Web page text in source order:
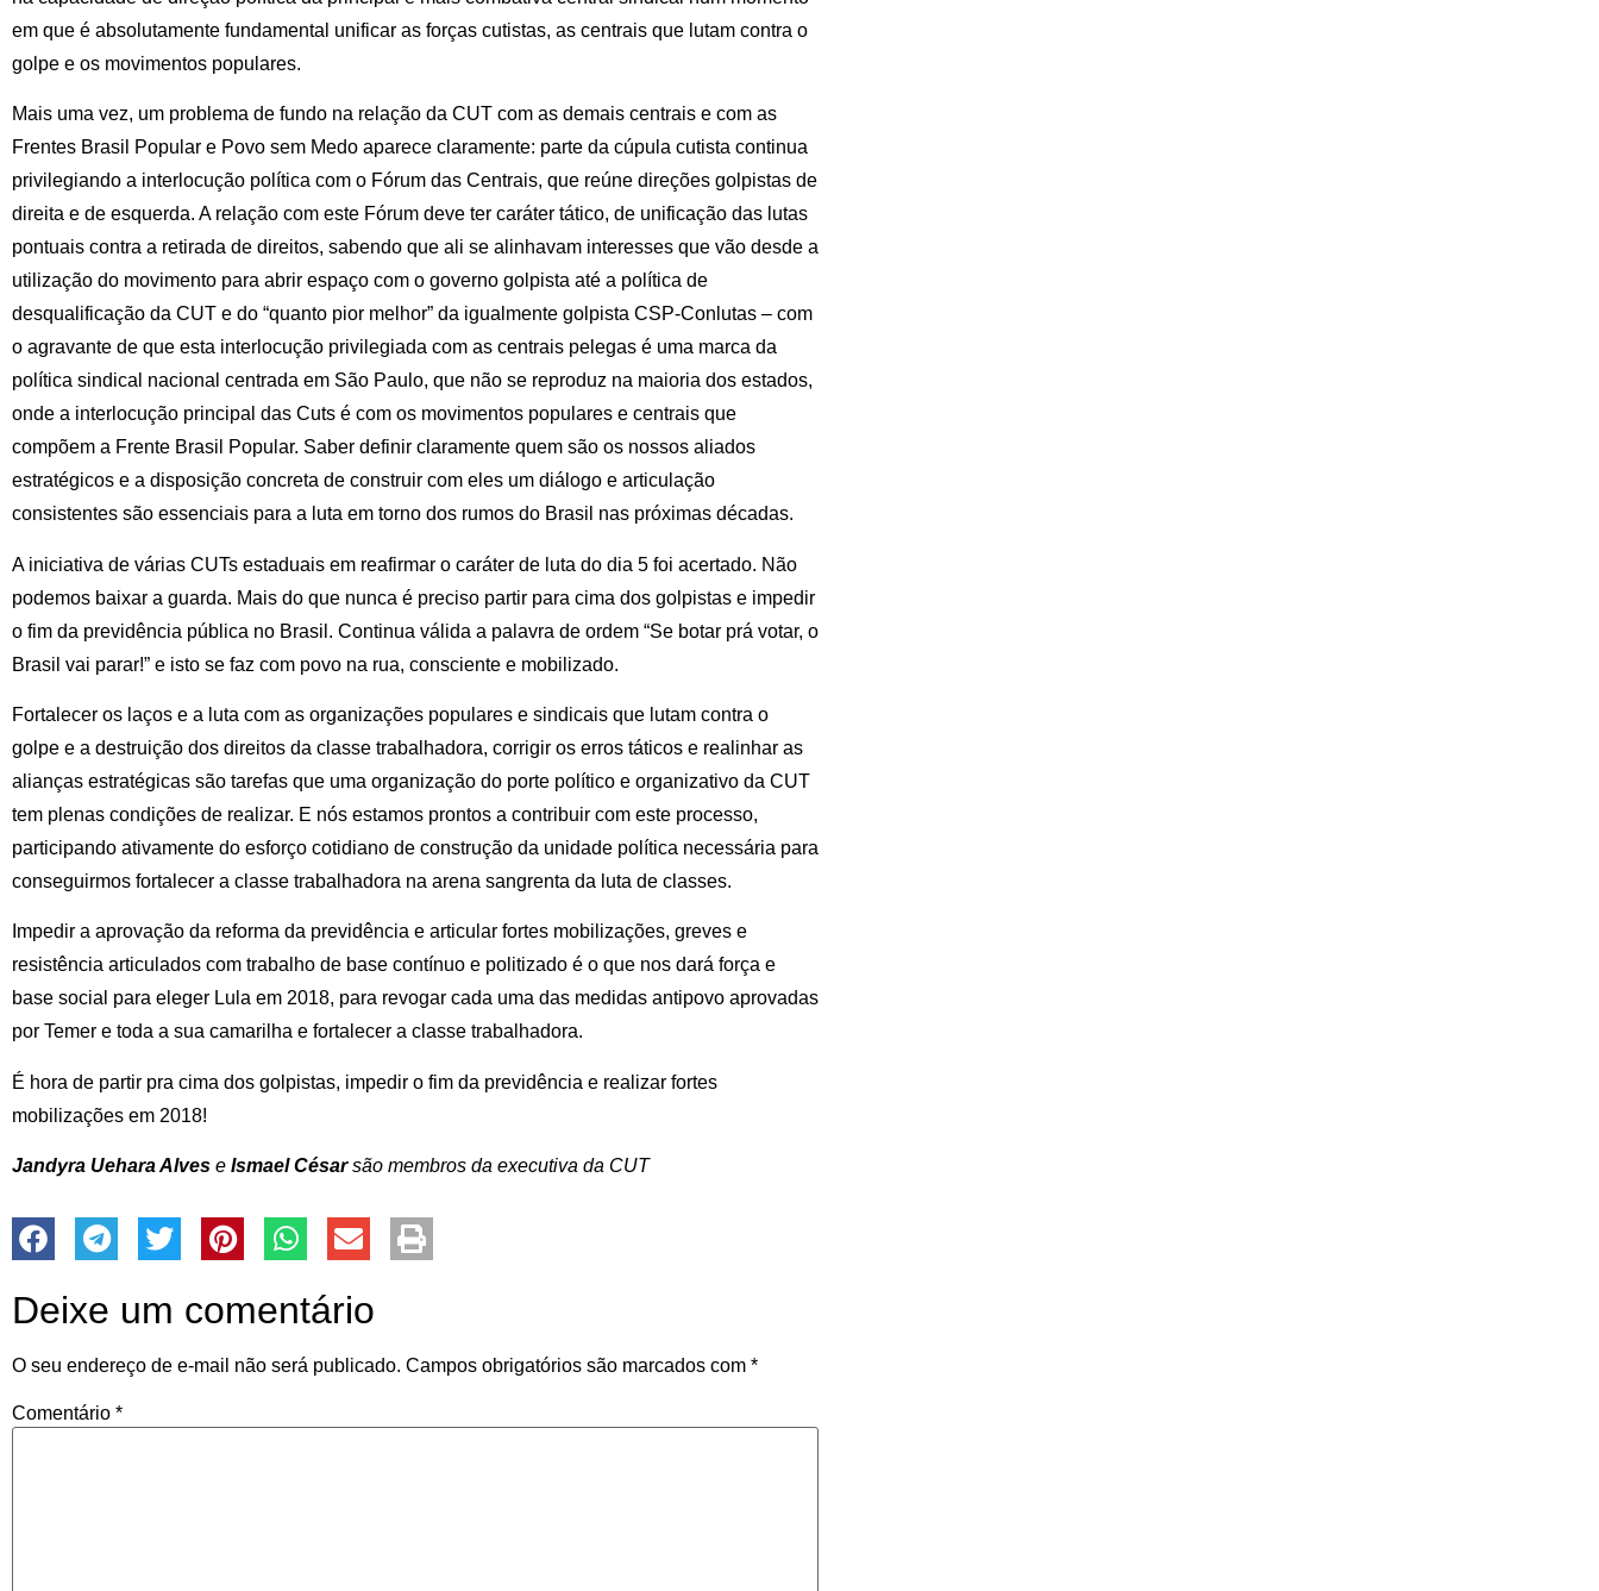
em que é absolutamente fundamental unificar as forças cutistas, as centrais que lutam contra o
golpe e os movimentos populares.
Mais uma vez, um problema de fundo na relação da CUT com as demais centrais e com as
Frentes Brasil Popular e Povo sem Medo aparece claramente: parte da cúpula cutista continua
privilegiando a interlocução política com o Fórum das Centrais, que reúne direções golpistas de
direita e de esquerda. A relação com este Fórum deve ter caráter tático, de unificação das lutas
pontuais contra a retirada de direitos, sabendo que ali se alinhavam interesses que vão desde a
utilização do movimento para abrir espaço com o governo golpista até a política de
desqualificação da CUT e do “quanto pior melhor” da igualmente golpista CSP-Conlutas – com
o agravante de que esta interlocução privilegiada com as centrais pelegas é uma marca da
política sindical nacional centrada em São Paulo, que não se reproduz na maioria dos estados,
onde a interlocução principal das Cuts é com os movimentos populares e centrais que
compõem a Frente Brasil Popular. Saber definir claramente quem são os nossos aliados
estratégicos e a disposição concreta de construir com eles um diálogo e articulação
consistentes são essenciais para a luta em torno dos rumos do Brasil nas próximas décadas.
A iniciativa de várias CUTs estaduais em reafirmar o caráter de luta do dia 5 foi acertado. Não
podemos baixar a guarda. Mais do que nunca é preciso partir para cima dos golpistas e impedir
o fim da previdência pública no Brasil. Continua válida a palavra de ordem “Se botar prá votar, o
Brasil vai parar!” e isto se faz com povo na rua, consciente e mobilizado.
Fortalecer os laços e a luta com as organizações populares e sindicais que lutam contra o
golpe e a destruição dos direitos da classe trabalhadora, corrigir os erros táticos e realinhar as
alianças estratégicas são tarefas que uma organização do porte político e organizativo da CUT
tem plenas condições de realizar. E nós estamos prontos a contribuir com este processo,
participando ativamente do esforço cotidiano de construção da unidade política necessária para
conseguirmos fortalecer a classe trabalhadora na arena sangrenta da luta de classes.
Impedir a aprovação da reforma da previdência e articular fortes mobilizações, greves e
resistência articulados com trabalho de base contínuo e politizado é o que nos dará força e
base social para eleger Lula em 2018, para revogar cada uma das medidas antipovo aprovadas
por Temer e toda a sua camarilha e fortalecer a classe trabalhadora.
É hora de partir pra cima dos golpistas, impedir o fim da previdência e realizar fortes
mobilizações em 2018!
Jandyra Uehara Alves e Ismael Césarsão membros da executiva da CUT
Deixe um comentário
O seu endereço de e-mail não será publicado. Campos obrigatórios são marcados com *
Comentário *